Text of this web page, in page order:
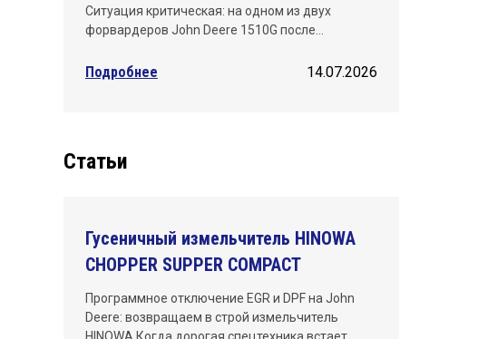
Ситуация критическая: на одном из двух
форвардеров John Deere 1510G после…
Подробнее 14.07.2026
Статьи
Гусеничный измельчитель HINOWA
CHOPPER SUPPER COMPACT
Программное отключение EGR и DPF на John
Deere: возвращаем в строй измельчитель